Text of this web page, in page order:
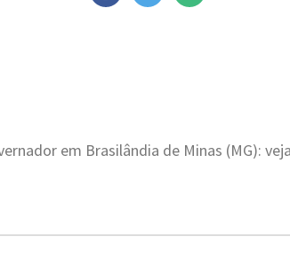
em Brasilândia de Minas (MG):